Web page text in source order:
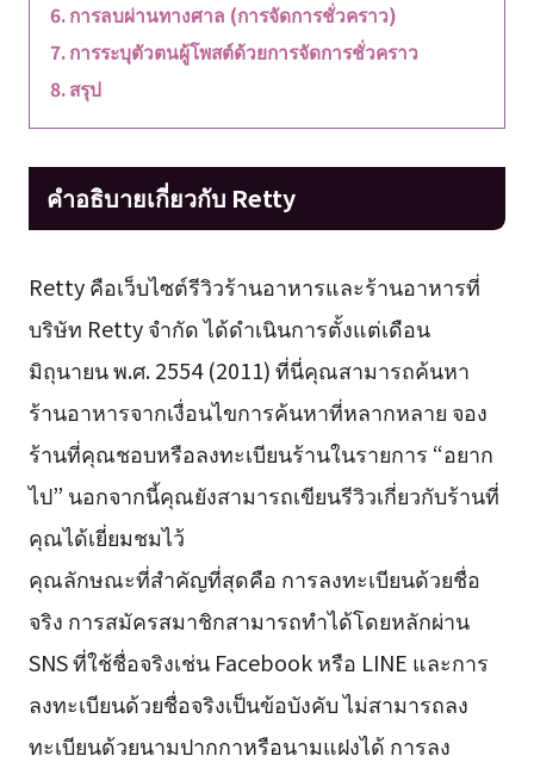
การลบผ่านทางศาล (การจัดการชั่วคราว)
การระบุตัวตนผู้โพสต์ด้วยการจัดการชั่วคราว
สรุป
คำอธิบายเกี่ยวกับ Retty
Retty คือเว็บไซต์รีวิวร้านอาหารและร้านอาหารที่
บริษัท Retty จำกัด ได้ดำเนินการตั้งแต่เดือน
มิถุนายน พ.ศ. 2554 (2011) ที่นี่คุณสามารถค้นหา
ร้านอาหารจากเงื่อนไขการค้นหาที่หลากหลาย จอง
ร้านที่คุณชอบหรือลงทะเบียนร้านในรายการ “อยาก
ไป” นอกจากนี้คุณยังสามารถเขียนรีวิวเกี่ยวกับร้านที่
คุณได้เยี่ยมชมไว้
คุณลักษณะที่สำคัญที่สุดคือ การลงทะเบียนด้วยชื่อ
จริง การสมัครสมาชิกสามารถทำได้โดยหลักผ่าน
SNS ที่ใช้ชื่อจริงเช่น Facebook หรือ LINE และการ
ลงทะเบียนด้วยชื่อจริงเป็นข้อบังคับ ไม่สามารถลง
ทะเบียนด้วยนามปากกาหรือนามแฝงได้ การลง